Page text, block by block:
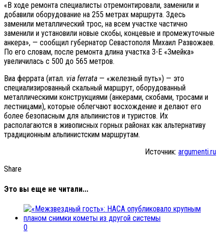
«В ходе ремонта специалисты отремонтировали, заменили и
добавили оборудование на 255 метрах маршрута. Здесь
заменили металлический трос, на всем участке частично
заменили и установили новые скобы, концевые и промежуточные
анкера», — сообщил губернатор Севастополя Михаил Развожаев.
По его словам, после ремонта длина участка 3-Е «Змейка»
увеличилась с 500 до 565 метров.
Виа феррата (итал. via ferrata — «железный путь») — это
специализированный скальный маршрут, оборудованный
металлическими конструкциями (анкерами, скобами, тросами и
лестницами), которые облегчают восхождение и делают его
более безопасным для альпинистов и туристов. Их
располагаются в живописных горных районах как альтернативу
традиционным альпинистским маршрутам.
Источник: argumenti.ru
Share
Это вы еще не читали...
0